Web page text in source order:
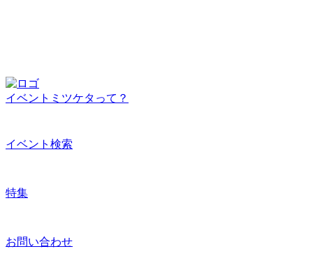
イベントミツケタって？
イベント検索
特集
お問い合わせ